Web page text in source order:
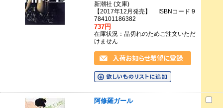
新潮社 (文庫)
【2017年12月発売】 ISBNコード 9
784101186382
737円
在庫状況：品切れのためご注文いただ
けません
阿修羅ガール